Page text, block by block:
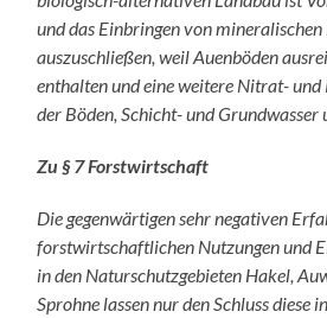
und das Einbringen von
auszuschließen, weil Auenböden
enthalten und eine weitere Nitrat- und
der Böden, Schicht- und Grundwasser
Zu § 7 Forstwirtschaft
Die gegenwärtigen sehr negativen
forstwirtschaftlichen Nutzungen und
in den Naturschutzgebieten Hakel,
Sprohne lassen nur den Schluss diese